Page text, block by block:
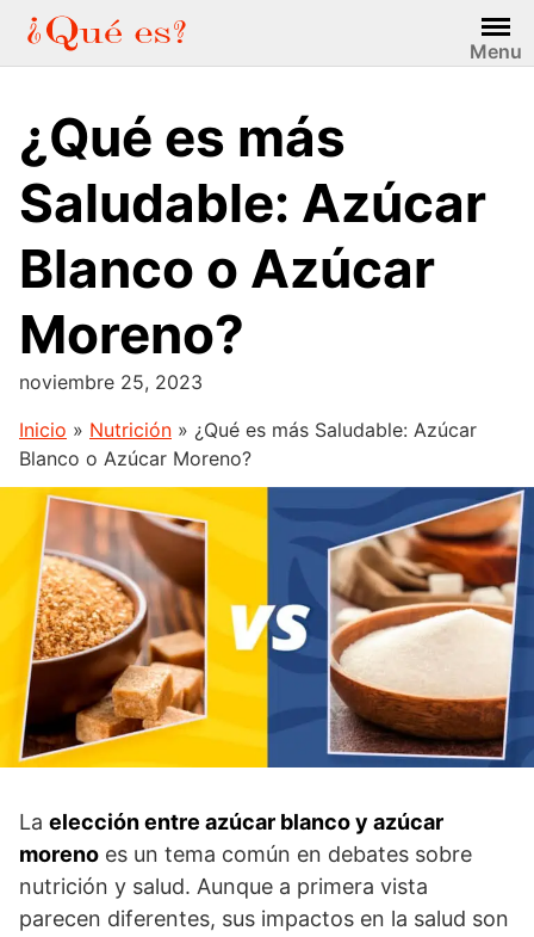
Saltar
contenido
Menu
¿Qué es más
Saludable: Azúcar
Blanco o Azúcar
Moreno?
noviembre 25, 2023
Inicio » Nutrición » ¿Qué es más Saludable: Azúcar
Blanco o Azúcar Moreno?
La elección entre azúcar blanco y azúcar
moreno es un tema común en debates sobre
nutrición y salud. Aunque a primera vista
parecen diferentes, sus impactos en la salud son